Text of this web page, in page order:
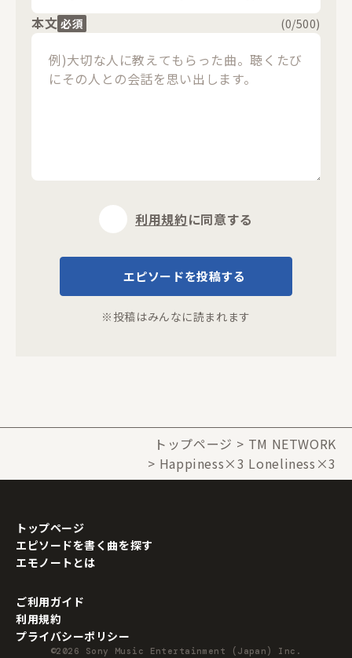
本文 必須 (0/500)
利用規約に同意する
エピソードを投稿する
※投稿はみんなに読まれます
トップページ
TM NETWORK
Happiness×3 Loneliness×3
トップページ
エピソードを書く曲を探す
エモノートとは
ご利用ガイド
利用規約
プライバシーポリシー
©2026 Sony Music Entertainment (Japan) Inc.